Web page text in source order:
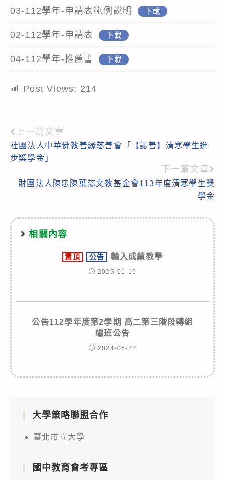
03-112學年-申請表範例說明 下載
02-112學年-申請表 下載
04-112學年-推薦書 下載
Post Views: 214
Read
more
上一篇文章
社團法人中華佛教善緣慈善會「【誌善】清寒學生進
步獎學金」
下一篇文章
財團法人陳忠陳葉蕊文教基金會113年度清寒學生獎
學金
相關內容
置頂 公告 輸入成績教學
2025-01-15
公告112學年度第2學期 高二第三階段轉組
編班公告
2024-06-22
大學策略聯盟合作
臺北市立大學
國中教育會考專區